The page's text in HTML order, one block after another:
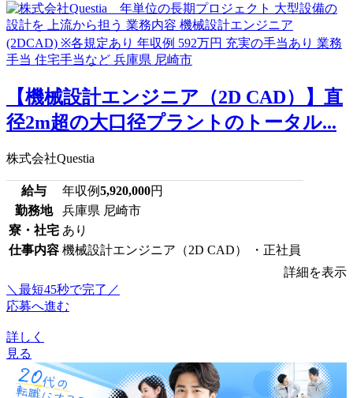
【機械設計エンジニア（2D CAD）】直
径2m超の大口径プラントのトータル...
株式会社Questia
給与 年収例5,920,000円
勤務地
兵庫県 尼崎市
寮・社宅 あり
仕事内容 機械設計エンジニア（2D CAD） ・正社員
詳細を表示
＼最短45秒で完了／
応募へ進む
詳しく
見る